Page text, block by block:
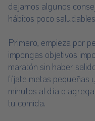
dejamos algunos
hábitos poco
Primero, empieza por
impongas objetivos
maratón sin haber
fíjate metas pequeñas
minutos al día o
tu comida.